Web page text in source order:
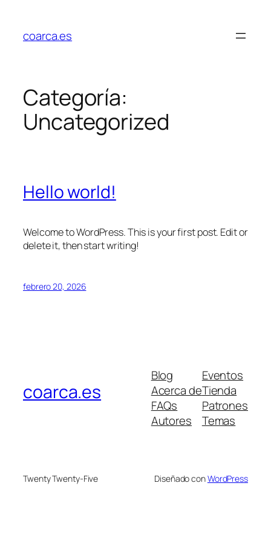
contenido
coarca.es
Categoría:
Uncategorized
Hello world!
Welcome to WordPress. This is your first post. Edit or
delete it, then start writing!
febrero 20, 2026
coarca.es
Blog
Acerca de
FAQs
Autores
Eventos
Tienda
Patrones
Temas
Twenty Twenty-Five Diseñado conWordPress